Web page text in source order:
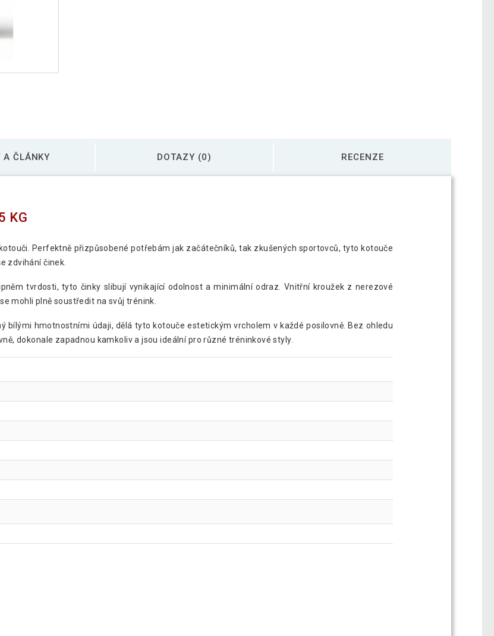
A ČLÁNKY DOTAZY (0) RECENZE
KG
Perfektně přizpůsobené potřebám jak začátečníků, tak zkušených sportovců, tyto kotouče
zdvihání činek.
tvrdosti, tyto činky slibují vynikající odolnost a minimální odraz. Vnitřní kroužek z nerezové
mohli plně soustředit na svůj trénink.
bílými hmotnostními údaji, dělá tyto kotouče estetickým vrcholem v každé posilovně. Bez ohledu
dokonale zapadnou kamkoliv a jsou ideální pro různé tréninkové styly.